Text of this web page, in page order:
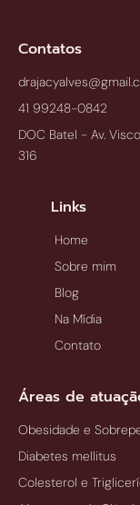
Contatos
41 99248-0842
DOC Batel - Av.
316
Links
Home
Sobre mim
Blog
Na Mídia
Contato
Áreas de
Obesidade e
Diabetes mellitus
Colesterol e